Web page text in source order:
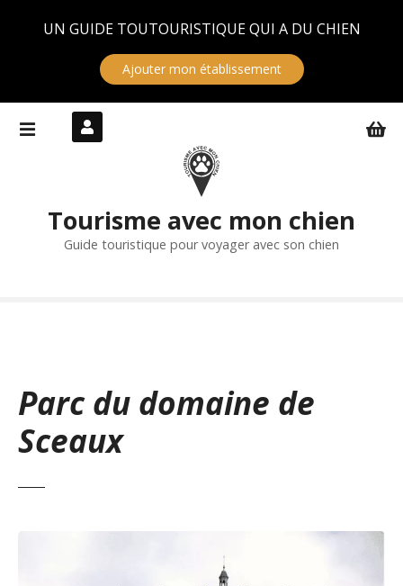
UN GUIDE TOUTOURISTIQUE QUI A DU CHIEN
Ajouter mon établissement
Tourisme avec mon chien
Guide touristique pour voyager avec son chien
Parc du domaine de
Sceaux